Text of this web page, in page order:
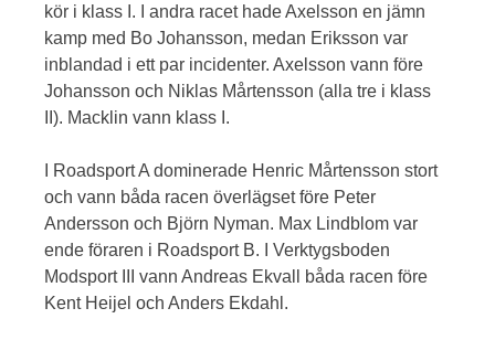
kör i klass I. I andra racet hade Axelsson en jämn
kamp med Bo Johansson, medan Eriksson var
inblandad i ett par incidenter. Axelsson vann före
Johansson och Niklas Mårtensson (alla tre i klass
II). Macklin vann klass I.
I Roadsport A dominerade Henric Mårtensson stort
och vann båda racen överlägset före Peter
Andersson och Björn Nyman. Max Lindblom var
ende föraren i Roadsport B. I Verktygsboden
Modsport III vann Andreas Ekvall båda racen före
Kent Heijel och Anders Ekdahl.